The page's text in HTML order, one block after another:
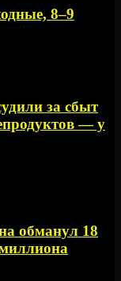
8–9
за сбыт
— у
обманул 18